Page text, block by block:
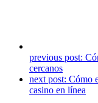
previous post:
cercanos
next post: Cómo
casino en línea